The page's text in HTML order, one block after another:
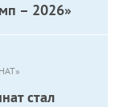
– 2026»
стал